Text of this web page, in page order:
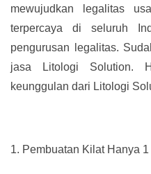
mewujudkan legalitas
terpercaya di seluruh
pengurusan legalitas.
jasa Litologi Solution.
keunggulan dari Litologi
1. Pembuatan Kilat Hanya